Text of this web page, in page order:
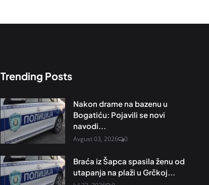
Trending Posts
Nakon drame na bazenu u
Bogatiću: Pojavili se novi
navodi...
Avgust 03, 2026 0
Braća iz Šapca spasila ženu od
utapanja na plaži u Grčkoj...